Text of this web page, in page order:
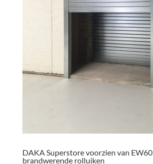
DAKA Superstore voorzien van EW60
brandwerende rolluiken